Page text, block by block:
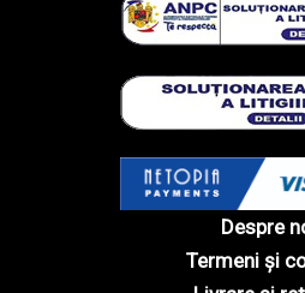
Despre
Termeni și